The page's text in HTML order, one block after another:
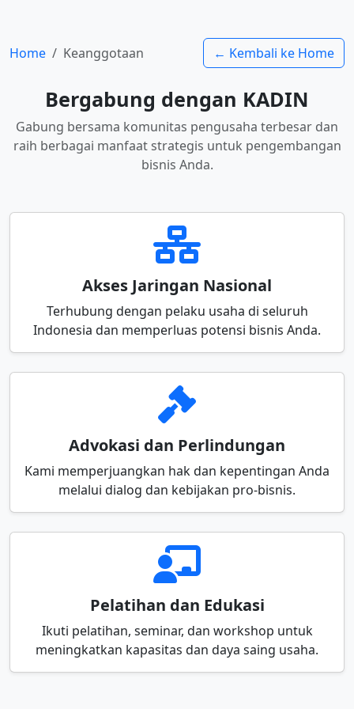
Home Keanggotaan ← Kembali ke Home
Bergabung dengan KADIN
Gabung bersama komunitas pengusaha terbesar dan
raih berbagai manfaat strategis untuk pengembangan
bisnis Anda.
Akses Jaringan Nasional
Terhubung dengan pelaku usaha di seluruh
Indonesia dan memperluas potensi bisnis Anda.
Advokasi dan Perlindungan
Kami memperjuangkan hak dan kepentingan Anda
melalui dialog dan kebijakan pro-bisnis.
Pelatihan dan Edukasi
Ikuti pelatihan, seminar, dan workshop untuk
meningkatkan kapasitas dan daya saing usaha.